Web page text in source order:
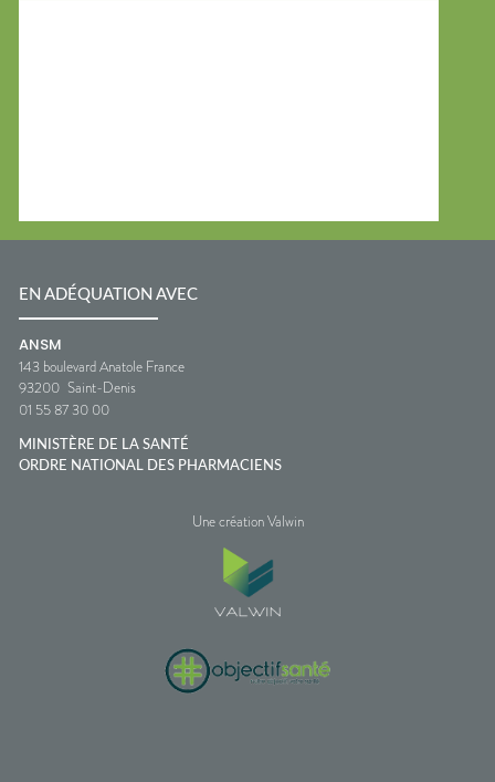
EN ADÉQUATION AVEC
ANSM
143 boulevard Anatole France
93200 Saint-Denis
01 55 87 30 00
MINISTÈRE DE LA SANTÉ
ORDRE NATIONAL DES PHARMACIENS
Une création Valwin